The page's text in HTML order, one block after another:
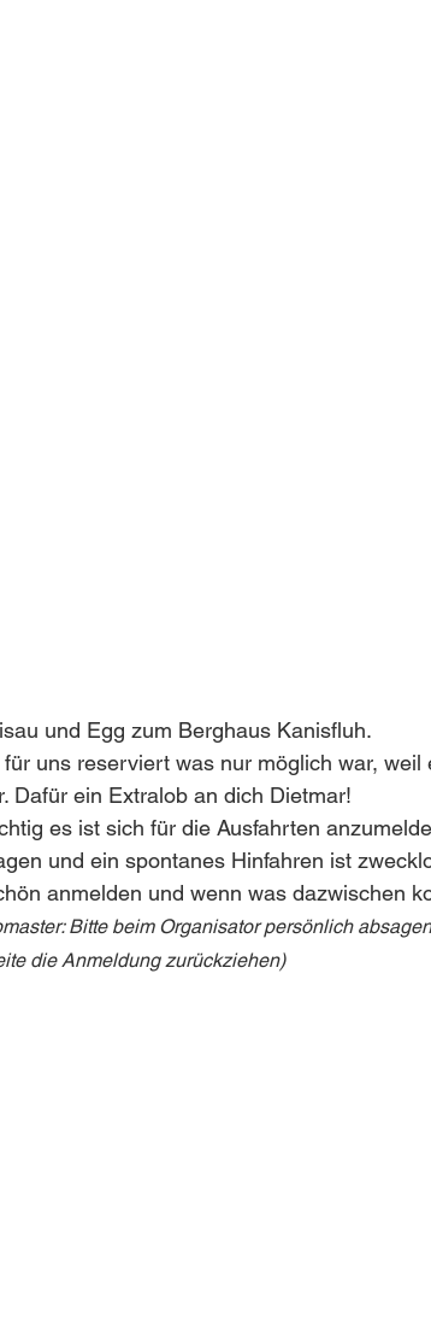
und Egg zum Berghaus Kanisfluh.
uns reserviert was nur möglich war, weil
Dafür ein Extralob an dich Dietmar!
es ist sich für die Ausfahrten
und ein spontanes Hinfahren ist
anmelden und wenn was dazwischen
Bitte beim Organisator persönlich
die Anmeldung zurückziehen)